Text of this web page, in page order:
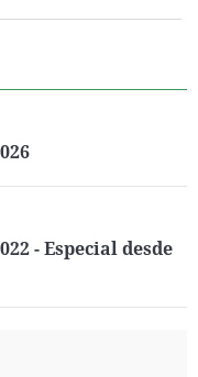
- Especial desde